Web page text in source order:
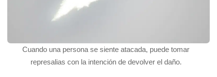
Cuando una persona se siente atacada, puede tomar
represalias con la intención de devolver el daño.